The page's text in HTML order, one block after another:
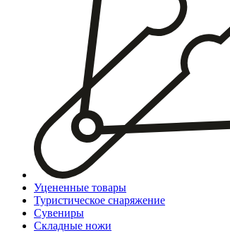
Уцененные товары
Туристическое снаряжение
Сувениры
Складные ножи